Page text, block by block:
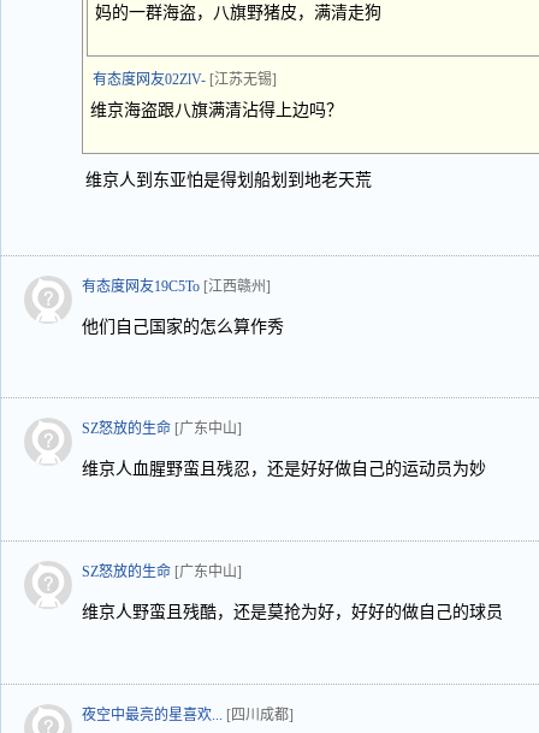
妈的一群海盗，八旗野猪皮，满清走狗
有态度网友02ZlV- [江苏无锡]
维京海盗跟八旗满清沾得上边吗？
维京人到东亚怕是得划船划到地老天荒
有态度网友19C5To [江西赣州]
他们自己国家的怎么算作秀
SZ怒放的生命 [广东中山]
维京人血腥野蛮且残忍，还是好好做自己的运动员为妙
SZ怒放的生命 [广东中山]
维京人野蛮且残酷，还是莫抢为好，好好的做自己的球员
夜空中最亮的星喜欢... [四川成都]